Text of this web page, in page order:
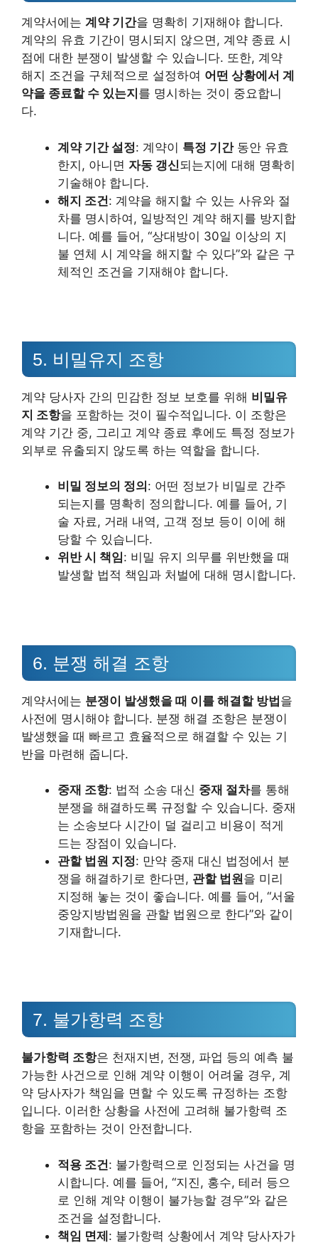
계약서에는 계약 기간을 명확히 기재해야 합니다.
계약의 유효 기간이 명시되지 않으면, 계약 종료 시
점에 대한 분쟁이 발생할 수 있습니다. 또한, 계약
해지 조건을 구체적으로 설정하여 어떤 상황에서 계
약을 종료할 수 있는지 를 명시하는 것이 중요합니
다.
계약 기간 설정: 계약이 특정 기간동안 유효
한지, 아니면 자동 갱신되는지에 대해 명확히
기술해야 합니다.
해지 조건: 계약을 해지할 수 있는 사유와 절
차를 명시하여, 일방적인 계약 해지를 방지합
니다. 예를 들어, “상대방이 30일 이상의 지
불 연체 시 계약을 해지할 수 있다”와 같은 구
체적인 조건을 기재해야 합니다.
5. 비밀유지 조항
계약 당사자 간의 민감한 정보 보호를 위해 비밀유
지 조항을 포함하는 것이 필수적입니다. 이 조항은
계약 기간 중, 그리고 계약 종료 후에도 특정 정보가
외부로 유출되지 않도록 하는 역할을 합니다.
비밀 정보의 정의 : 어떤 정보가 비밀로 간주
되는지를 명확히 정의합니다. 예를 들어, 기
술 자료, 거래 내역, 고객 정보 등이 이에 해
당할 수 있습니다.
위반 시 책임: 비밀 유지 의무를 위반했을 때
발생할 법적 책임과 처벌에 대해 명시합니다.
6. 분쟁 해결 조항
계약서에는 분쟁이 발생했을 때 이를 해결할 방법을
사전에 명시해야 합니다. 분쟁 해결 조항은 분쟁이
발생했을 때 빠르고 효율적으로 해결할 수 있는 기
반을 마련해 줍니다.
중재 조항: 법적 소송 대신 중재 절차를 통해
분쟁을 해결하도록 규정할 수 있습니다. 중재
는 소송보다 시간이 덜 걸리고 비용이 적게
드는 장점이 있습니다.
관할 법원 지정: 만약 중재 대신 법정에서 분
쟁을 해결하기로 한다면, 관할 법원을 미리
지정해 놓는 것이 좋습니다. 예를 들어, “서울
중앙지방법원을 관할 법원으로 한다”와 같이
기재합니다.
7. 불가항력 조항
불가항력 조항은 천재지변, 전쟁, 파업 등의 예측 불
가능한 사건으로 인해 계약 이행이 어려울 경우, 계
약 당사자가 책임을 면할 수 있도록 규정하는 조항
입니다. 이러한 상황을 사전에 고려해 불가항력 조
항을 포함하는 것이 안전합니다.
적용 조건: 불가항력으로 인정되는 사건을 명
시합니다. 예를 들어, “지진, 홍수, 테러 등으
로 인해 계약 이행이 불가능할 경우”와 같은
조건을 설정합니다.
책임 면제: 불가항력 상황에서 계약 당사자가